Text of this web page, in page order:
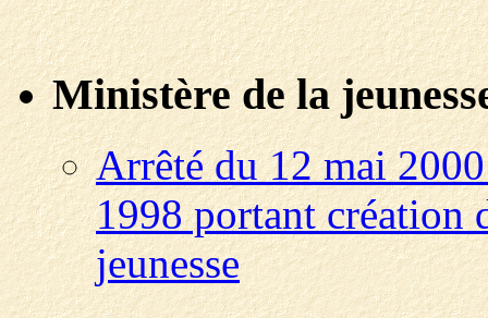
Ministère de la
Arrêté du 12 mai
1998 portant création
jeunesse